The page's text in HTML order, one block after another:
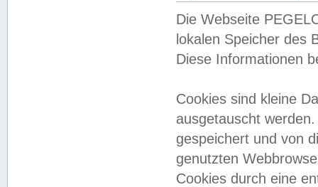
Die Webseite
lokalen Speicher des
Diese Informationen
Cookies sind kleine
ausgetauscht
gespeichert und von
genutzten
Cookies durch eine